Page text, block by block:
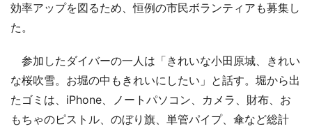
効率アップを図るため、恒例の市民ボランティアも募集し
た。
参加したダイバーの一人は「きれいな小田原城、きれい
な桜吹雪。お堀の中もきれいにしたい」と話す。堀から出
たゴミは、iPhone、ノートパソコン、カメラ、財布、お
もちゃのピストル、のぼり旗、単管パイプ、傘など総計